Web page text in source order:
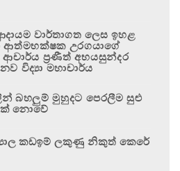
වාර්තාගත ලෙස ඉහළ
ආත්මභක්ෂක උරගයාගේ
ආචාර්ය ප්‍රණීත් අභයසුන්දර
විද්‍යා මහාචාර්ය
බහලුම් මුහුදට පෙරලීම සුළු
නොවේ
කඩඉම් ලකුණු නිකුත් කෙරේ